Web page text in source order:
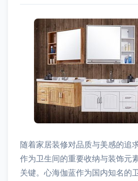
随着家居装修对品质与美感的追
作为卫生间的重要收纳与装饰元
关键。心海伽蓝作为国内知名的